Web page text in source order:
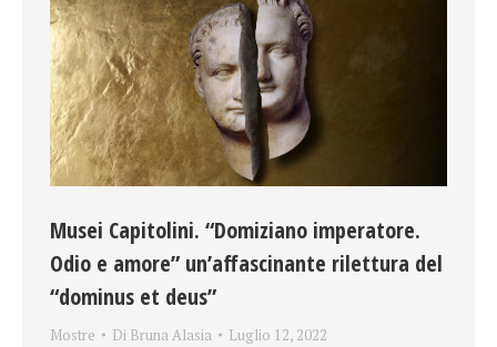
Musei Capitolini. “Domiziano imperatore.
Odio e amore” un’affascinante rilettura del
“dominus et deus”
Mostre Di Bruna Alasia Luglio 12, 2022